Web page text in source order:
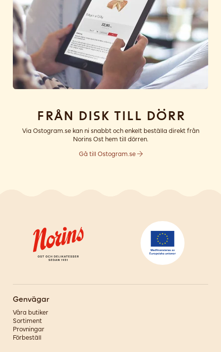
Från disk till dörr
Via Ostogram.se kan ni snabbt och enkelt beställa direkt från
Norins Ost hem till dörren.
Gå till Ostogram.se
Genvägar
Våra butiker
Sortiment
Provningar
Förbeställ